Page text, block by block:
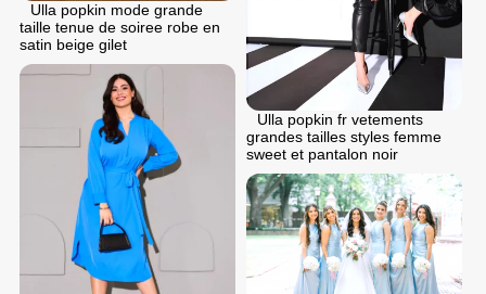
Ulla popkin mode grande
taille tenue de soiree robe en
satin beige gilet
Ulla popkin fr vetements
grandes tailles styles femme
sweet et pantalon noir